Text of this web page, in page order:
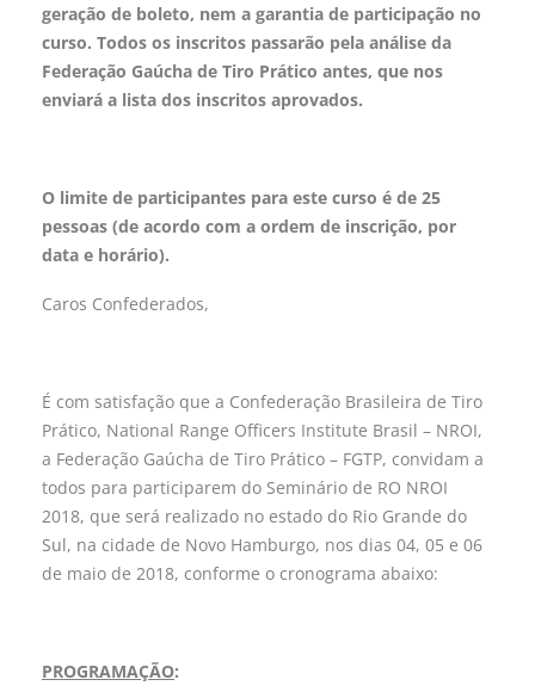
geração de boleto, nem a garantia de participação no
curso. Todos os inscritos passarão pela análise da
Federação Gaúcha de Tiro Prático antes, que nos
enviará a lista dos inscritos aprovados.
O limite de participantes para este curso é de 25
pessoas (de acordo com a ordem de inscrição, por
data e horário).
Caros Confederados,
É com satisfação que a Confederação Brasileira de Tiro
Prático, National Range Officers Institute Brasil – NROI,
a Federação Gaúcha de Tiro Prático – FGTP, convidam a
todos para participarem do Seminário de RO NROI
2018, que será realizado no estado do Rio Grande do
Sul, na cidade de Novo Hamburgo, nos dias 04, 05 e 06
de maio de 2018, conforme o cronograma abaixo:
PROGRAMAÇÃO: